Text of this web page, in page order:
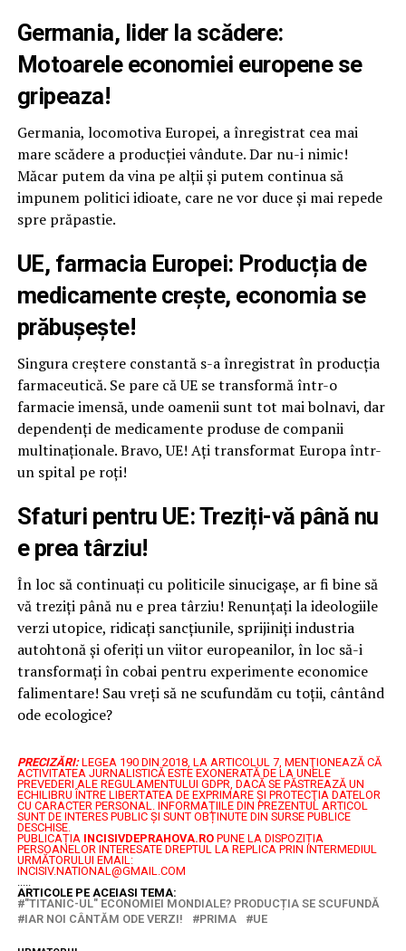
Germania, lider la scădere:
Motoarele economiei europene se
gripeaza!
Germania, locomotiva Europei, a înregistrat cea mai
mare scădere a producției vândute. Dar nu-i nimic!
Măcar putem da vina pe alții și putem continua să
impunem politici idioate, care ne vor duce și mai repede
spre prăpastie.
UE, farmacia Europei: Producția de
medicamente crește, economia se
prăbușește!
Singura creștere constantă s-a înregistrat în producția
farmaceutică. Se pare că UE se transformă într-o
farmacie imensă, unde oamenii sunt tot mai bolnavi, dar
dependenți de medicamente produse de companii
multinaționale. Bravo, UE! Ați transformat Europa într-
un spital pe roți!
Sfaturi pentru UE: Treziți-vă până nu
e prea târziu!
În loc să continuați cu politicile sinucigașe, ar fi bine să
vă treziți până nu e prea târziu! Renunțați la ideologiile
verzi utopice, ridicați sancțiunile, sprijiniți industria
autohtonă și oferiți un viitor europeanilor, în loc să-i
transformați în cobai pentru experimente economice
falimentare! Sau vreți să ne scufundăm cu toții, cântând
ode ecologice?
PRECIZĂRI: LEGEA 190 DIN 2018, LA ARTICOLUL 7, MENŢIONEAZĂ CĂ
ACTIVITATEA JURNALISTICĂ ESTE EXONERATĂ DE LA UNELE
PREVEDERI ALE REGULAMENTULUI GDPR, DACĂ SE PĂSTREAZĂ UN
ECHILIBRU ÎNTRE LIBERTATEA DE EXPRIMARE ŞI PROTECŢIA DATELOR
CU CARACTER PERSONAL. INFORMAȚIILE DIN PREZENTUL ARTICOL
SUNT DE INTERES PUBLIC ȘI SUNT OBȚINUTE DIN SURSE PUBLICE
DESCHISE.
PUBLICAȚIA INCISIVDEPRAHOVA.ROPUNE LA DISPOZIȚIA
PERSOANELOR INTERESATE DREPTUL LA REPLICA PRIN INTERMEDIUL
URMĂTORULUI EMAIL:
INCISIV.NATIONAL@GMAIL.COM
.....
ARTICOLE PE ACEIASI TEMA:
"TITANIC-UL" ECONOMIEI MONDIALE? PRODUCȚIA SE SCUFUNDĂ
IAR NOI CÂNTĂM ODE VERZI!
PRIMA UE